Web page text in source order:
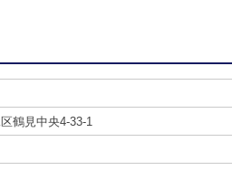
鶴見中央4-33-1